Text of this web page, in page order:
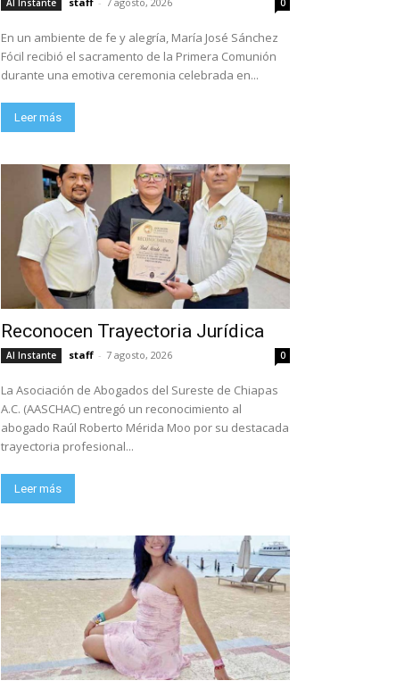
Al Instante 0
En un ambiente de fe y alegría, María José Sánchez
Fócil recibió el sacramento de la Primera Comunión
durante una emotiva ceremonia celebrada en...
Leer más
Reconocen Trayectoria Jurídica
Al Instante staff - 7 agosto, 2026 0
La Asociación de Abogados del Sureste de Chiapas
A.C. (AASCHAC) entregó un reconocimiento al
abogado Raúl Roberto Mérida Moo por su destacada
trayectoria profesional...
Leer más